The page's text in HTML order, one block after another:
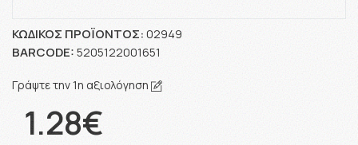
ΚΩΔΙΚΌΣ ΠΡΟΪΌΝΤΟΣ: 02949
BARCODE: 5205122001651
Γράψτε την 1η αξιολόγηση
1.28€